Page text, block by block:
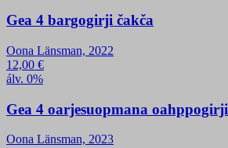
Gea 4 bargogirji čakča
Oona Länsman, 2022
12,00 €
álv. 0%
Gea 4 oarjesuopmana oahppogirji
Oona Länsman, 2023